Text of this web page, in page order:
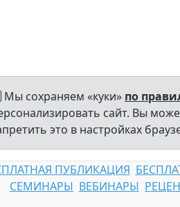
Мы сохраняем «куки» по
сайт. Вы
это в настройках
ПУБЛИКАЦИЯ
СЕМИНАРЫ ВЕБИНАРЫ